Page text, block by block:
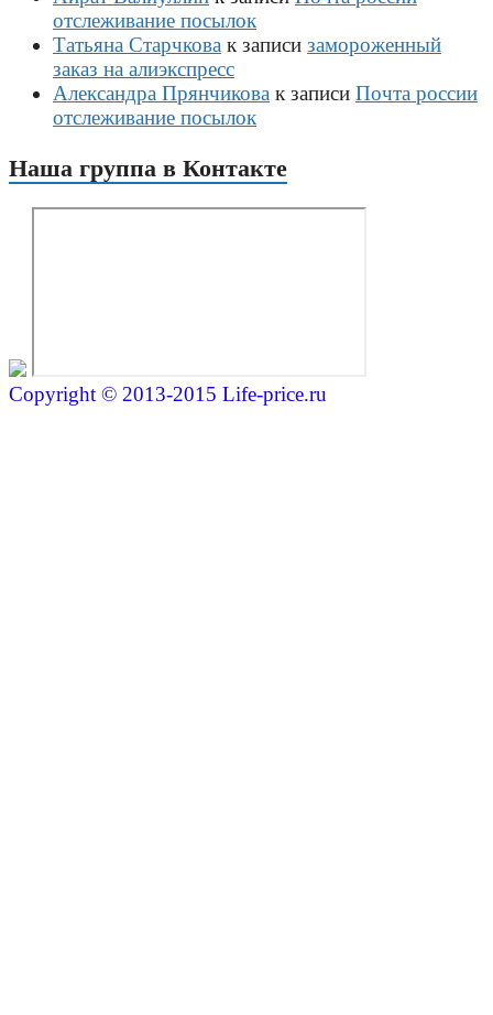
отслеживание посылок
Татьяна Старчкова к записи замороженный
заказ на алиэкспресс
Александра Прянчикова к записи Почта россии
отслеживание посылок
Наша группа в Контакте
Copyright © 2013-2015 Life-price.ru